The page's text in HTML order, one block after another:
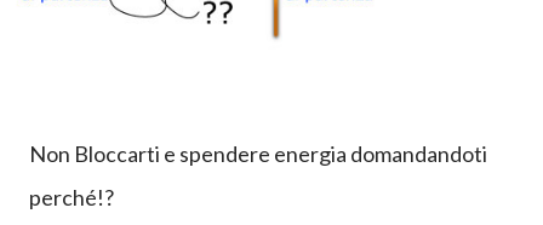
Non Bloccarti e spendere energia domandandoti
perché!?